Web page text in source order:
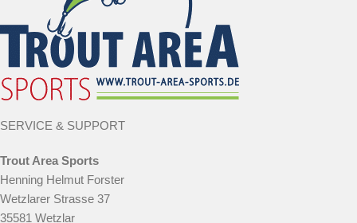
SERVICE & SUPPORT
Trout Area Sports
Henning Helmut Forster
Wetzlarer Strasse 37
35581 Wetzlar